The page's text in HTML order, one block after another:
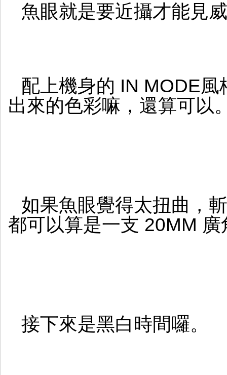
魚眼就是要近攝才能見
配上機身的 IN MODE風
出來的色彩嘛，還算可以
如果魚眼覺得太扭曲，
都可以算是一支 20MM 廣
接下來是黑白時間囉。